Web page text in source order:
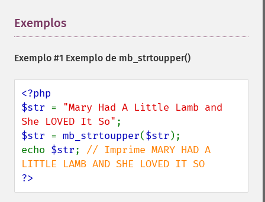
Exemplos
Exemplo #1 Exemplo de mb_strtoupper()
<?php
$str = "Mary Had A Little Lamb and
She LOVED It So"
$str = mb_strtoupper($str );
echo $str; // Imprime MARY HAD A
?>